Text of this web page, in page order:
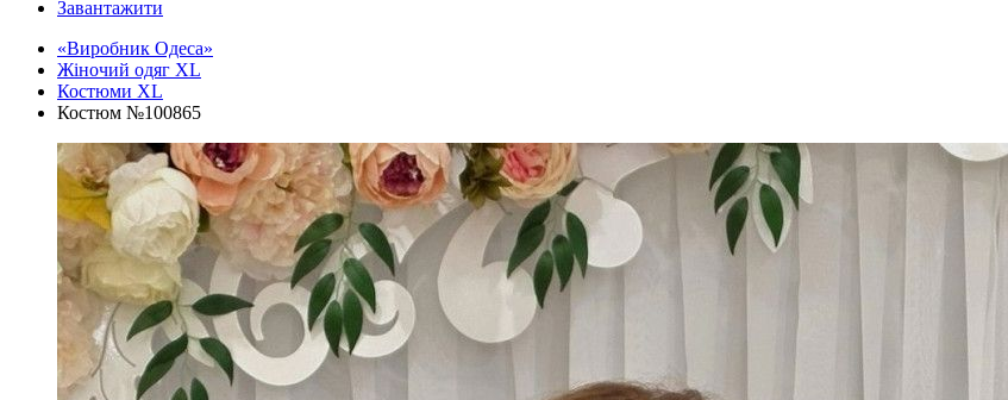
Завантажити
«Виробник Одеса»
Жіночий одяг XL
Костюми XL
Костюм №100865